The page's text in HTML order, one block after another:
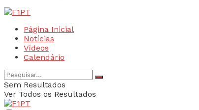
Página Inicial
Notícias
Vídeos
Calendário
Sem Resultados
Ver Todos os Resultados